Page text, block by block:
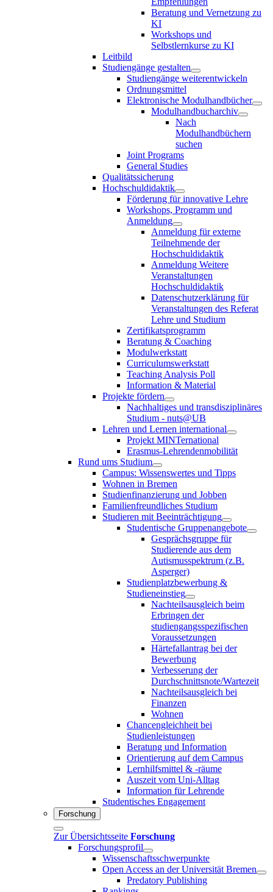
Beratung und Vernetzung zu
KI
Workshops und
Selbstlernkurse zu KI
Leitbild
Studiengänge gestalten
Studiengänge weiterentwickeln
Ordnungsmittel
Elektronische Modulhandbücher
Modulhandbucharchiv
Nach
Modulhandbüchern
suchen
Joint Programs
General Studies
Qualitätssicherung
Hochschuldidaktik
Förderung für innovative Lehre
Workshops, Programm und
Anmeldung
Anmeldung für externe
Teilnehmende der
Hochschuldidaktik
Anmeldung Weitere
Veranstaltungen
Hochschuldidaktik
Datenschutzerklärung für
Veranstaltungen des Referat
Lehre und Studium
Zertifikatsprogramm
Beratung & Coaching
Modulwerkstatt
Curriculumswerkstatt
Teaching Analysis Poll
Information & Material
Projekte fördern
Nachhaltiges und transdisziplinäres
Studium - nuts@UB
Lehren und Lernen international
Projekt MINTernational
Erasmus-Lehrendenmobilität
Rund ums Studium
Campus: Wissenswertes und Tipps
Wohnen in Bremen
Studienfinanzierung und Jobben
Familienfreundliches Studium
Studieren mit Beeinträchtigung
Studentische Gruppenangebote
Gesprächsgruppe für
Studierende aus dem
Autismusspektrum (z.B.
Asperger)
Studienplatzbewerbung &
Studieneinstieg
Nachteilsausgleich beim
Erbringen der
studiengangsspezifischen
Voraussetzungen
Härtefallantrag bei der
Bewerbung
Verbesserung der
Durchschnittsnote/Wartezeit
Nachteilsausgleich bei
Finanzen
Wohnen
Chancengleichheit bei
Studienleistungen
Beratung und Information
Orientierung auf dem Campus
Lernhilfsmittel & -räume
Auszeit vom Uni-Alltag
Information für Lehrende
Studentisches Engagement
Forschung
Zur Übersichtsseite Forschung
Forschungsprofil
Wissenschaftsschwerpunkte
Open Access an der Universität Bremen
Predatory Publishing